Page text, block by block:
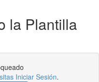
la Plantilla
Iniciar Sesión.